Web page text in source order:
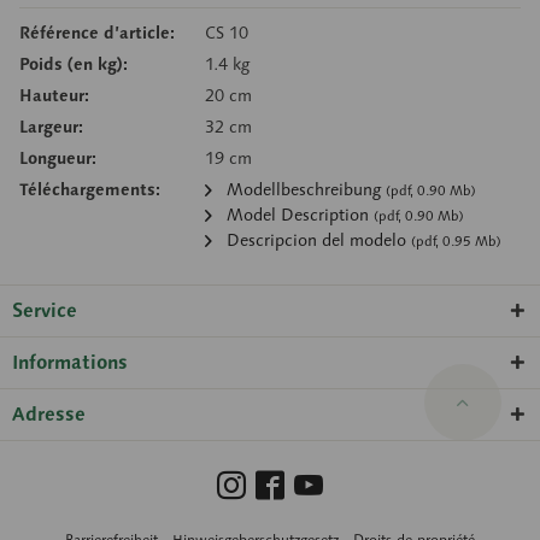
Référence d’article:
CS 10
Poids (en kg):
1.4 kg
Hauteur:
20 cm
Largeur:
32 cm
Longueur:
19 cm
Téléchargements:
Modellbeschreibung (pdf, 0.90 Mb)
Model Description (pdf, 0.90 Mb)
Descripcion del modelo (pdf, 0.95 Mb)
Service
Informations
Adresse